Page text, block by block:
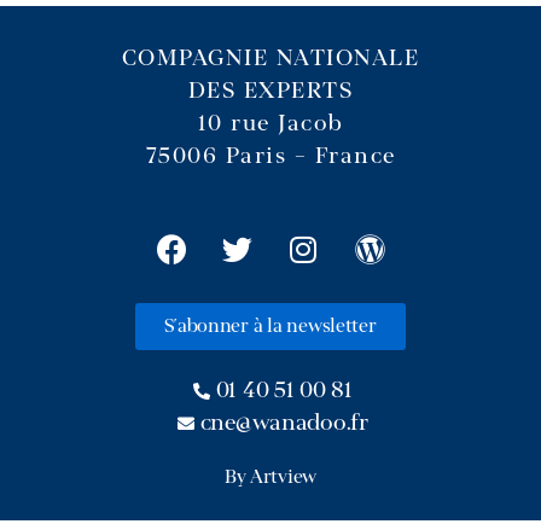
COMPAGNIE NATIONALE
DES EXPERTS
10 rue Jacob
75006 Paris – France
S'abonner à la newsletter
01 40 51 00 81
cne@wanadoo.fr
By Artview